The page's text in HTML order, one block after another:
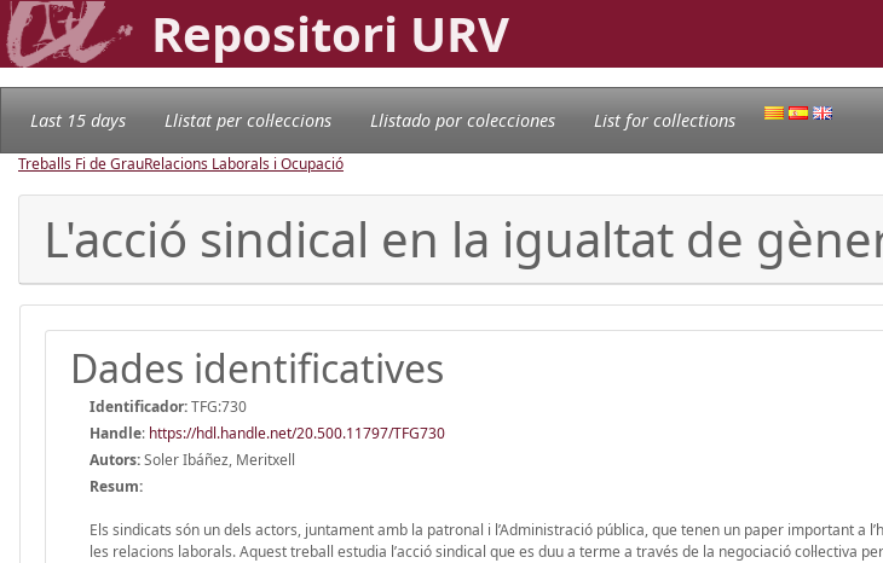
Repositori URV
Last 15 days Llistat per col·leccions Llistado por colecciones List for collections
Treballs Fi de GrauRelacions Laborals i Ocupació
L'acció sindical en la igualtat de
Dades identificatives
Identificador:TFG:730
Handle: https://hdl.handle.net/20.500.11797/TFG730
Autors:Soler Ibáñez, Meritxell
Resum:
Els sindicats són un dels actors, juntament amb la patronal i l’Administració pública, que tenen un paper important a
les relacions laborals. Aquest treball estudia l’acció sindical que es duu a terme a través de la negociació col·lectiva